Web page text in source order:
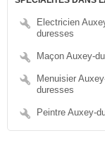
Electricien
duresses
Maçon Auxey-
Menuisier
duresses
Peintre Auxey-